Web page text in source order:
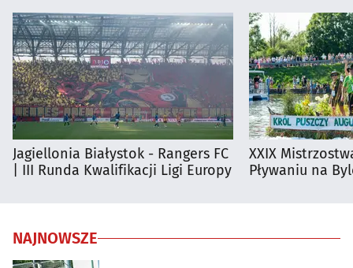
Jagiellonia Białystok - Rangers FC
| III Runda Kwalifikacji Ligi Europy
XXIX
Pływaniu na
NAJNOWSZE